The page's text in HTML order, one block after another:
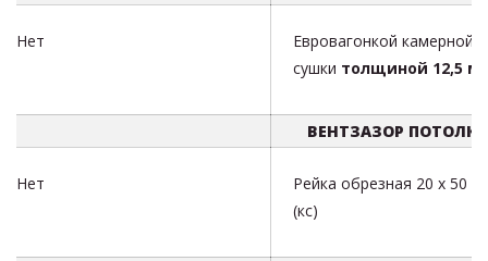
Нет
Евровагонкой камерной
сушки толщиной 12,5
ВЕНТЗАЗОР ПОТОЛКА
Нет
Рейка обрезная 20 х 50
(кс)